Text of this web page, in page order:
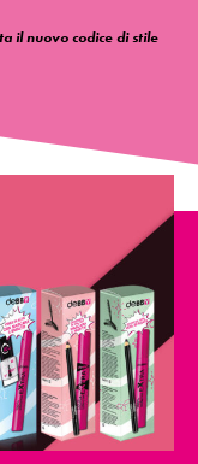
il nuovo codice di stile